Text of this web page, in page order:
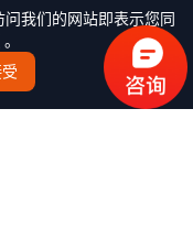
我们的网站即表示您同
。